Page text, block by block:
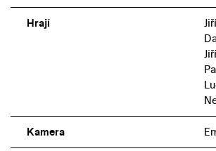
Hrají
Kamera